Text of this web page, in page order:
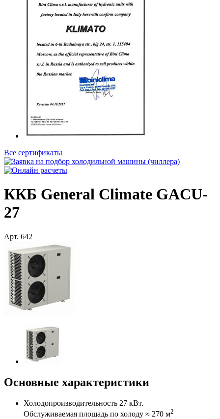
Все сертификаты
ККБ General Climate GACU-
27
Арт. 642
Основные характеристики
Холодопроизводительность 27 кВт.
Обслуживаемая площадь по холоду ≈ 270 м2